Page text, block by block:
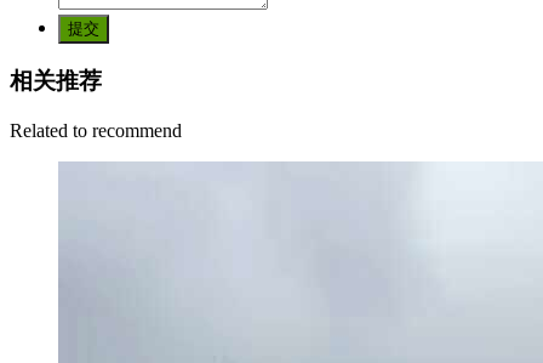
提交
相关推荐
Related to recommend